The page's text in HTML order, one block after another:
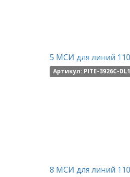
5 МСИ для линий
Артикул: PITE-3926C-
8 МСИ для линий